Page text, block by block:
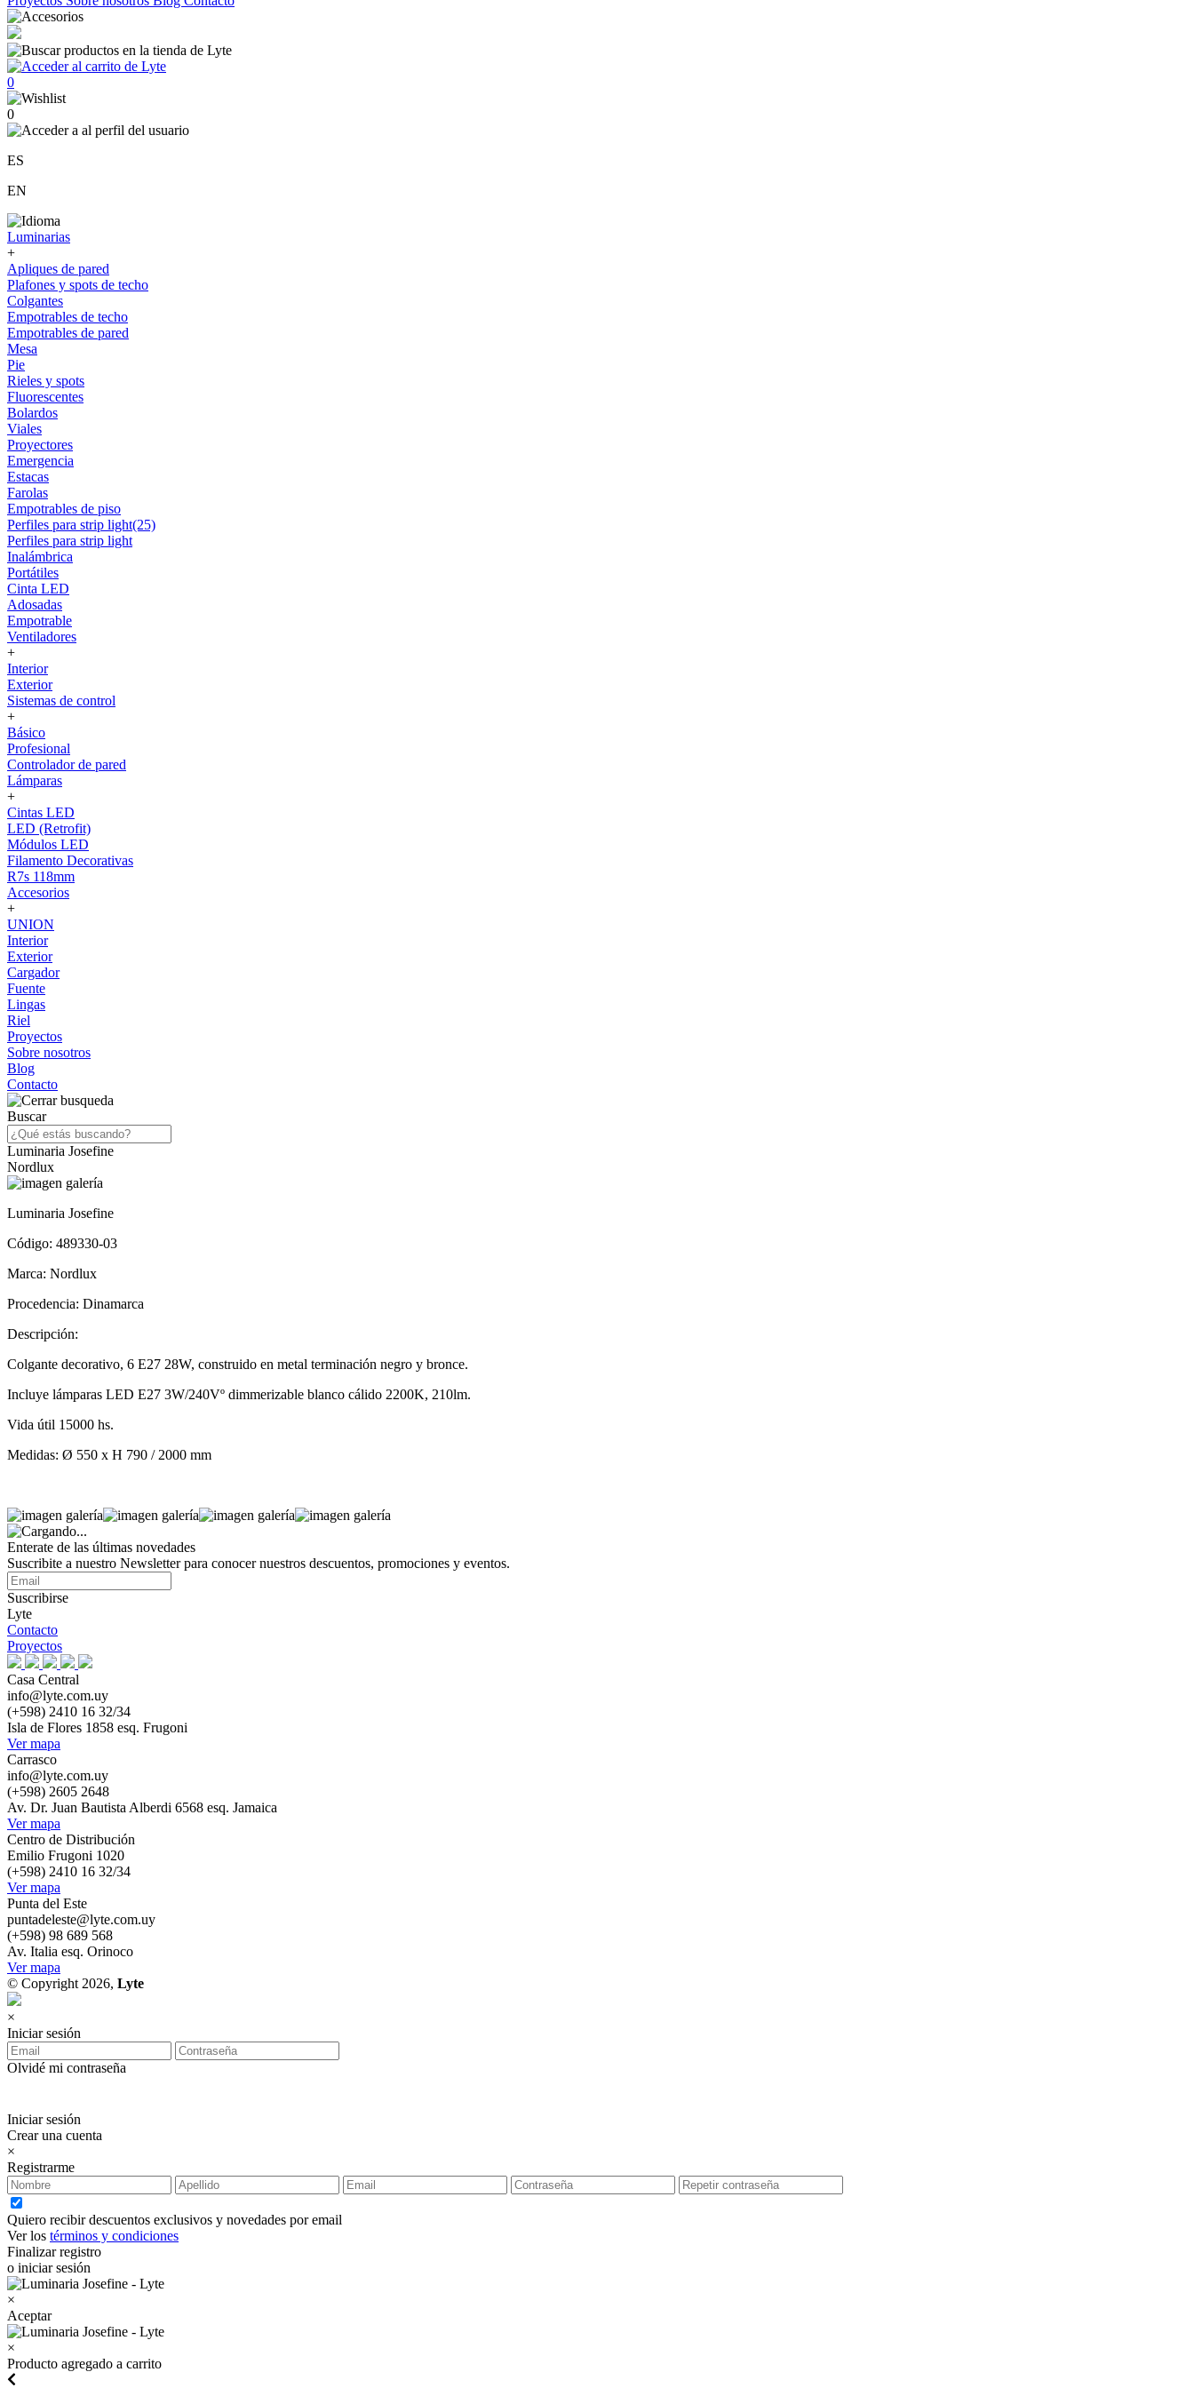
0
0
ES
EN
Luminarias
+
Apliques de pared
Plafones y spots de techo
Colgantes
Empotrables de techo
Empotrables de pared
Mesa
Pie
Rieles y spots
Fluorescentes
Bolardos
Viales
Proyectores
Emergencia
Estacas
Farolas
Empotrables de piso
Perfiles para strip light(25)
Perfiles para strip light
Inalámbrica
Portátiles
Cinta LED
Adosadas
Empotrable
Ventiladores
+
Interior
Exterior
Sistemas de control
+
Básico
Profesional
Controlador de pared
Lámparas
+
Cintas LED
LED (Retrofit)
Módulos LED
Filamento Decorativas
R7s 118mm
Accesorios
+
UNION
Interior
Exterior
Cargador
Fuente
Lingas
Riel
Proyectos
Sobre nosotros
Blog
Contacto
Buscar
Luminaria Josefine
Nordlux
Luminaria Josefine
Código: 489330-03
Marca: Nordlux
Procedencia: Dinamarca
Descripción:
Colgante decorativo, 6 E27 28W, construido en metal terminación negro y bronce.
Incluye lámparas LED E27 3W/240Vº dimmerizable blanco cálido 2200K, 210lm.
Vida útil 15000 hs.
Medidas: Ø 550 x H 790 / 2000 mm
Enterate de las últimas novedades
Suscribite a nuestro Newsletter para conocer nuestros descuentos, promociones y eventos.
Suscribirse
Lyte
Contacto
Proyectos
Casa Central
info@lyte.com.uy
(+598) 2410 16 32/34
Isla de Flores 1858 esq. Frugoni
Ver mapa
Carrasco
info@lyte.com.uy
(+598) 2605 2648
Av. Dr. Juan Bautista Alberdi 6568 esq. Jamaica
Ver mapa
Centro de Distribución
Emilio Frugoni 1020
(+598) 2410 16 32/34
Ver mapa
Punta del Este
puntadeleste@lyte.com.uy
(+598) 98 689 568
Av. Italia esq. Orinoco
Ver mapa
© Copyright 2026, Lyte
×
Iniciar sesión
Olvidé mi contraseña
Iniciar sesión
Crear una cuenta
×
Registrarme
Quiero recibir descuentos exclusivos y novedades por email
Ver los términos y condiciones
Finalizar registro
o iniciar sesión
×
Aceptar
×
Producto agregado a carrito